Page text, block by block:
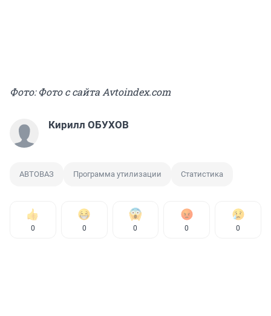
Фото: Фото с сайта Avtoindex.com
Кирилл ОБУХОВ
АВТОВАЗ Программа утилизации Статистика
0 0 0 0 0